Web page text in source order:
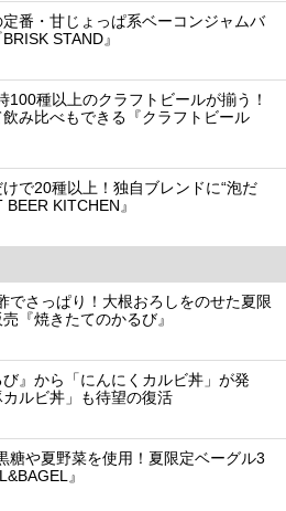
番・甘じょっぱ系ベーコンジャムバ
STAND』
100種以上のクラフトビールが揃う！
み比べもできる『クラフトビール
で20種以上！独自ブレンドに“泡だ
KITCHEN』
でさっぱり！大根おろしをのせた夏限
『焼きたてのかるび』
び』から「にんにくカルビ丼」が発
ルビ丼」も待望の復活
糖や夏野菜を使用！夏限定ベーグル3
』